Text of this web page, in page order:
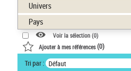
Univers
Pays
Voir la sélection (0)
Ajouter à mes références(0)
Tri par : Défaut